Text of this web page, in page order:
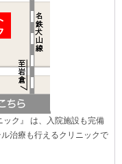
ク』 は、入院施設も完備
治療も行えるクリニックで